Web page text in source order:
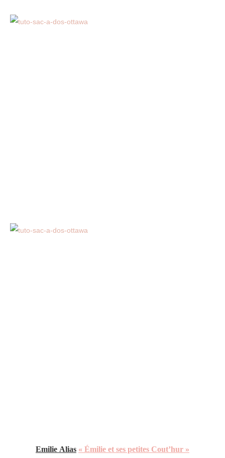
Emilie Alias « Émilie et ses petites Cout’hur »